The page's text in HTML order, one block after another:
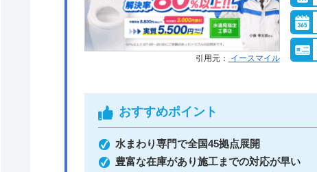
引用元： イースマイル
おすすめポイント
水まわり専門で全国45拠点展開
豊富な在庫があり施工までの対応が早い